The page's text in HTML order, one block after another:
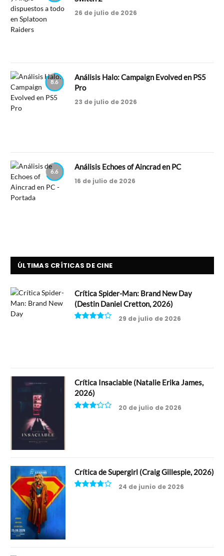
26 de julio de 2026
8.6
Análisis Halo: Campaign Evolved en PS5
Pro
23 de julio de 2026
6.6
Análisis Echoes of Aincrad en PC
16 de julio de 2026
ÚLTIMAS CRÍTICAS DE CINE
Crítica Spider-Man: Brand New Day
(Destin Daniel Cretton, 2026)
29 de julio de 2026
Crítica Insaciable (Natalie Erika James,
2026)
20 de julio de 2026
Crítica de Supergirl (Craig Gillespie, 2026)
24 de junio de 2026